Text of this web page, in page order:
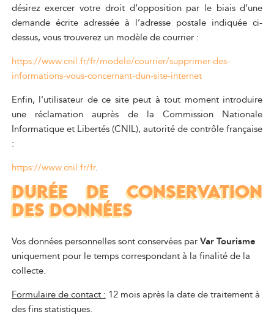
désirez exercer votre droit d’opposition par le biais d’une
demande écrite adressée à l’adresse postale indiquée ci-
dessus, vous trouverez un modèle de courrier :
https://www.cnil.fr/fr/modele/courrier/supprimer-des-
informations-vous-concernant-dun-site-internet
Enfin, l'utilisateur de ce site peut à tout moment introduire
une réclamation auprès de la Commission Nationale
Informatique et Libertés (CNIL), autorité de contrôle française
:
https://www.cnil.fr/fr.
DURÉE DE CONSERVATION
DES DONNÉES
Vos données personnelles sont conservées parVar Tourisme
uniquement pour le temps correspondant à la finalité de la
collecte.
Formulaire de contact :12 mois après la date de traitement à
des fins statistiques.